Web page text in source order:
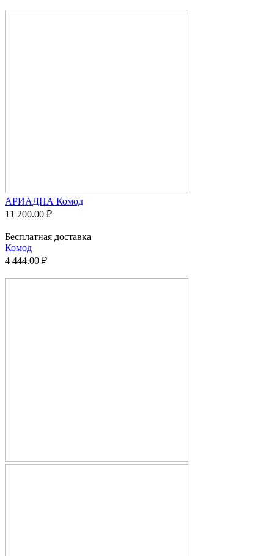
АРИАДНА Комод
11 200.00 ₽
Бесплатная доставка
Комод
4 444.00 ₽